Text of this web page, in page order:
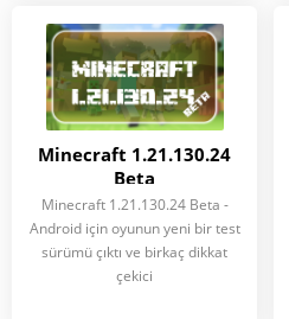
Minecraft 1.21.130.24
Beta
Minecraft 1.21.130.24 Beta -
Android için oyunun yeni bir test
sürümü çıktı ve birkaç dikkat
çekici